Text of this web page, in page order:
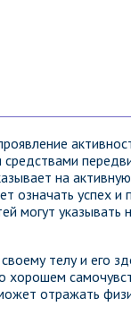
средствами
на
означать успех и
могут указывать
телу и его
отражать